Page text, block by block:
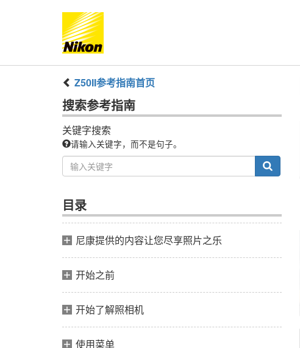
Z50II参考指南首页
搜索参考指南
关键字搜索
请输入关键字，而不是句子。
目录
尼康提供的内容让您尽享照片之乐
开始之前
开始了解照相机
使用菜单